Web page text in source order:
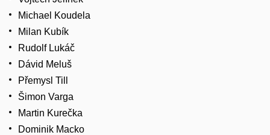
Michael Koudela
Milan Kubík
Rudolf Lukáč
Dávid Meluš
Přemysl Till
Šimon Varga
Martin Kurečka
Dominik Macko